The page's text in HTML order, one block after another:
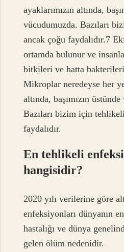
ayaklarımızın altında,
vücudumuzda. Bazıları
ancak çoğu faydalıdır.7
ortamda bulunur ve
bitkileri ve hatta
Mikroplar neredeyse her
altında, başımızın
Bazıları bizim için
faydalıdır.
En tehlikeli
hangisidir?
2020 yılı verilerine göre
enfeksiyonları dünyanın
hastalığı ve dünya
gelen ölüm nedenidir.